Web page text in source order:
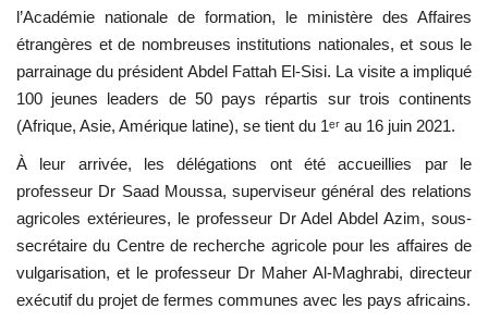
Actualités
Équipe de travail
Les pionniers
Le citoyen mondial
Documents
L'exposition
l’Académie nationale de formation, le ministère des Affaires
étrangères et de nombreuses institutions nationales, et sous le
parrainage du président Abdel Fattah El-Sisi. La visite a impliqué
100 jeunes leaders de 50 pays répartis sur trois continents
(Afrique, Asie, Amérique latine), se tient du 1ᵉʳ au 16 juin 2021.
À leur arrivée, les délégations ont été accueillies par le
professeur Dr Saad Moussa, superviseur général des relations
agricoles extérieures, le professeur Dr Adel Abdel Azim, sous-
secrétaire du Centre de recherche agricole pour les affaires de
vulgarisation, et le professeur Dr Maher Al-Maghrabi, directeur
exécutif du projet de fermes communes avec les pays africains.